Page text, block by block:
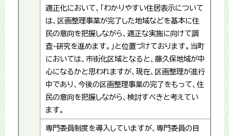
適正化において、「わかりやすい住居表示について
は、区画整理事業が完了した地域などを基本に住
民の意向を把握しながら、適正な実施に向けて調
査・研究を進めます。」と位置づけております。当町
においては、市街化区域となると、藤久保地域が中
心になるかと思われますが、現在、区画整理が進行
中であり、今後の区画整理事業の完了をもって、住
民の意向を把握しながら、検討すべきと考えてい
ます。
専門委員制度を導入していますが、専門委員の目